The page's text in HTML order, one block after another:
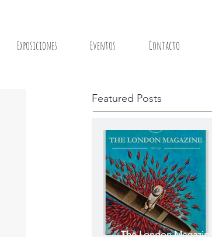
Exposiciones Eventos Contacto
Featured Posts
The London Magazine -